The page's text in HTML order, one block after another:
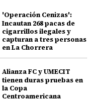
'Operación Cenizas':
Incautan 268 pacas de
cigarrillos ilegales y
capturan a tres personas
en La Chorrera
Alianza FC y UMECIT
tienen duras pruebas en
la Copa
Centroamericana